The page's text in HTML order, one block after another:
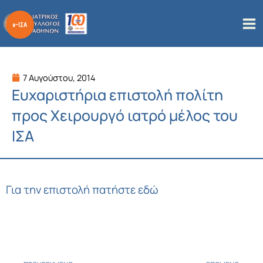
στο
περιεχόμενο
7 Αυγούστου, 2014
Ευχαριστήρια επιστολή πολίτη
προς Χειρουργό ιατρό μέλος του
ΙΣΑ
Για την επιστολή πατήστε εδώ